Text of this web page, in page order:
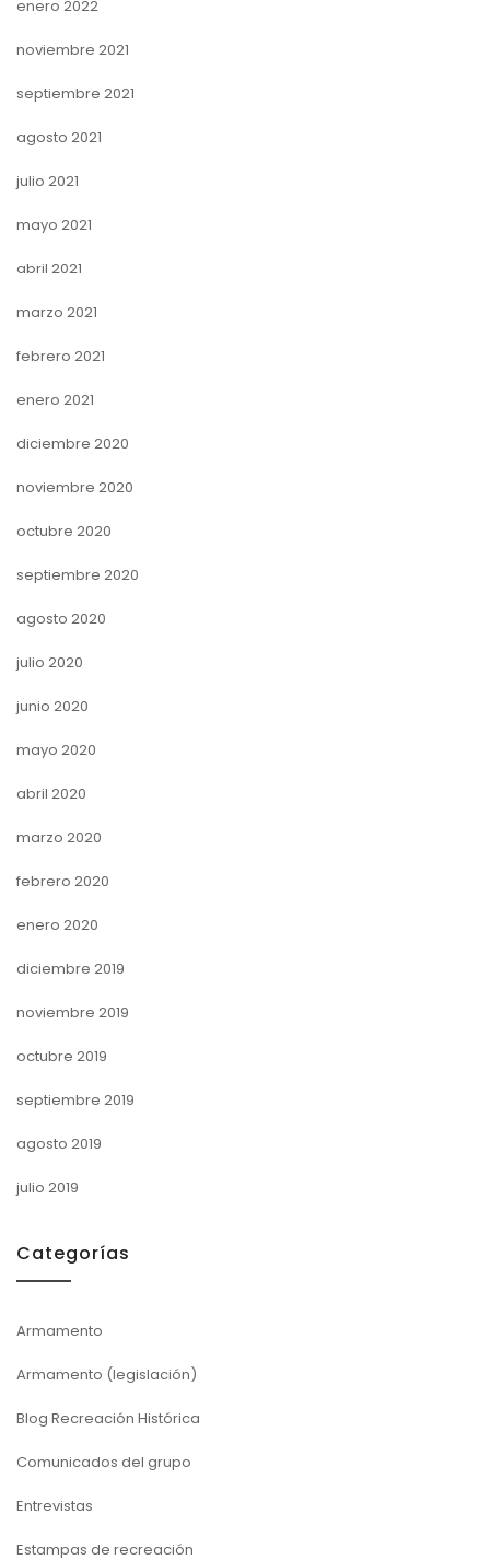
enero 2022
noviembre 2021
septiembre 2021
agosto 2021
julio 2021
mayo 2021
abril 2021
marzo 2021
febrero 2021
enero 2021
diciembre 2020
noviembre 2020
octubre 2020
septiembre 2020
agosto 2020
julio 2020
junio 2020
mayo 2020
abril 2020
marzo 2020
febrero 2020
enero 2020
diciembre 2019
noviembre 2019
octubre 2019
septiembre 2019
agosto 2019
julio 2019
Categorías
Armamento
Armamento (legislación)
Blog Recreación Histórica
Comunicados del grupo
Entrevistas
Estampas de recreación